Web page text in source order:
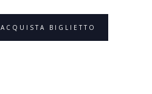
ACQUISTA BIGLIETTO